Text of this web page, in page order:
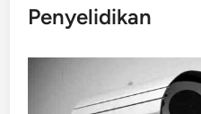
Penyelidikan